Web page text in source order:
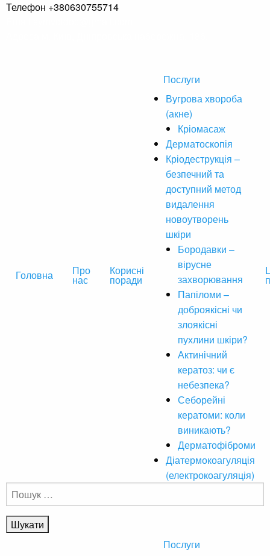
Телефон +380630755714
Головна Про
нас
Корисні
поради
Послуги
Вугрова хвороба
(акне)
Кріомасаж
Дерматоскопія
Кріодеструкція –
безпечний та
доступний метод
видалення
новоутворень
шкіри
Бородавки –
вірусне
захворювання
Папіломи –
доброякісні чи
злоякісні
пухлини шкіри?
Актинічний
кератоз: чи є
небезпека?
Себорейні
кератоми: коли
виникають?
Дерматофіброми
Діатермокоагуляція
(електрокоагуляція)
Пошук:
Послуги